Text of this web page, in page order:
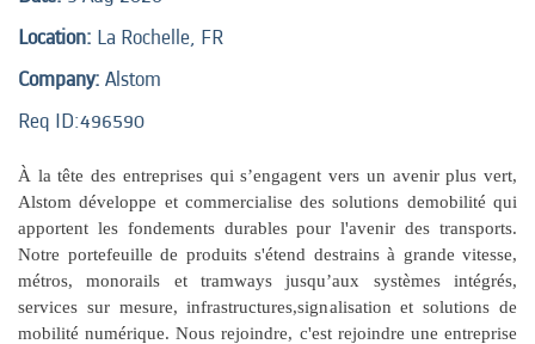
Location: La Rochelle, FR
Company: Alstom
Req ID:496590
À la tête des entreprises qui s’engagent vers un avenir plus vert,
Alstom développe et commercialise des solutions demobilité qui
apportent les fondements durables pour l'avenir des transports.
Notre portefeuille de produits s'étend destrains à grande vitesse,
métros, monorails et tramways jusqu’aux systèmes intégrés,
services sur mesure, infrastructures,signalisation et solutions de
mobilité numérique. Nous rejoindre, c'est rejoindre une entreprise